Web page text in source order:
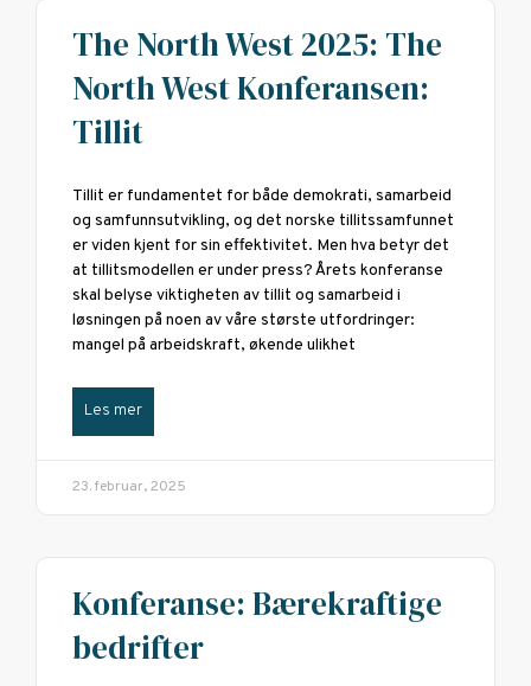
The North West 2025: The
North West Konferansen:
Tillit
Tillit er fundamentet for både demokrati, samarbeid
og samfunnsutvikling, og det norske tillitssamfunnet
er viden kjent for sin effektivitet. Men hva betyr det
at tillitsmodellen er under press? Årets konferanse
skal belyse viktigheten av tillit og samarbeid i
løsningen på noen av våre største utfordringer:
mangel på arbeidskraft, økende ulikhet
Les mer
23. februar, 2025
Konferanse: Bærekraftige
bedrifter